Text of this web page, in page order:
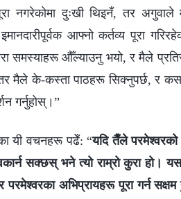
नगरेकोमा दुःखी थिइनँ, तर
आफ्नो कर्तव्य पूरा
समस्याहरू औँल्याउनु भयो, र मैले
मैले के-कस्ता पाठहरू सिक्नुपर्छ, र
गर्नुहोस्।”
यी वचनहरू पढेँ: “यदि तैँले
सक्छस् भने त्यो राम्रो कुरा हो।
र परमेश्‍वरका अभिप्रायहरू पूरा गर्न